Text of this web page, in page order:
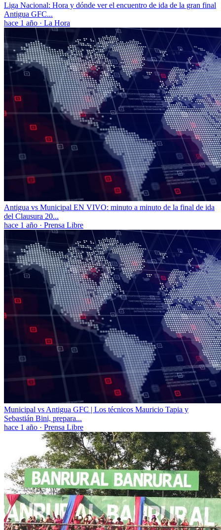
Liga Nacional: Hora y dónde ver el encuentro de ida de la gran final
Antigua GFC...
hace 1 año · La Hora
Antigua vs Municipal EN VIVO: minuto a minuto de la final de ida
del Clausura 20...
hace 1 año · Prensa Libre
Municipal vs Antigua GFC | Los técnicos Mauricio Tapia y
Sebastián Bini, prepara...
hace 1 año · Prensa Libre